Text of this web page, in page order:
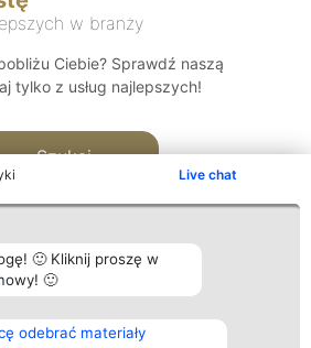
Live chat
🙂 Kliknij proszę w
🙂
odebrać materiały
w branży
Ciebie? Sprawdź naszą
tylko z usług najlepszych!
Szukaj
Plebiscyt
Laureaci
Blog
Articles
Kontakt